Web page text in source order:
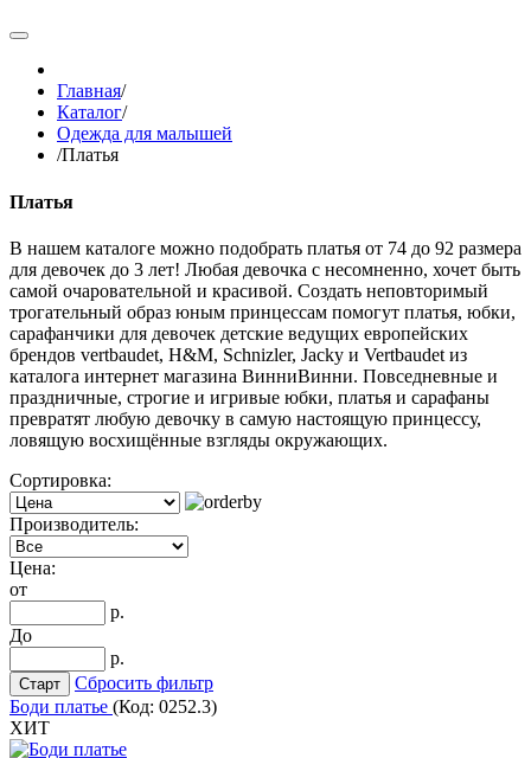
Главная/
Каталог/
Одежда для малышей
/Платья
Платья
В нашем каталоге можно подобрать платья от 74 до 92 размера
для девочек до 3 лет! Любая девочка c несомненно, хочет быть
самой очаровательной и красивой. Создать неповторимый
трогательный образ юным принцессам помогут платья, юбки,
сарафанчики для девочек детские ведущих европейских
брендов vertbaudet, H&M, Schnizler, Jacky и Vertbaudet из
каталога интернет магазина ВинниВинни. Повседневные и
праздничные, строгие и игривые юбки, платья и сарафаны
превратят любую девочку в самую настоящую принцессу,
ловящую восхищённые взгляды окружающих.
Сортировка:
Производитель:
Цена:
от
р.
До
р.
Сбросить фильтр
Боди платье (Код: 0252.3)
ХИТ